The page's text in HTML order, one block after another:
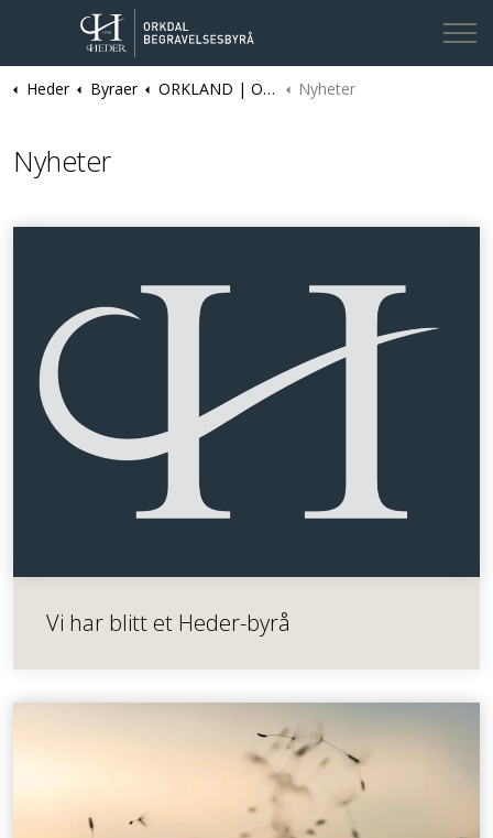
Heder Byraer ORKLAND | Orkdal Begravelsesbyrå Nyheter
Nyheter
Vi har blitt et Heder-byrå